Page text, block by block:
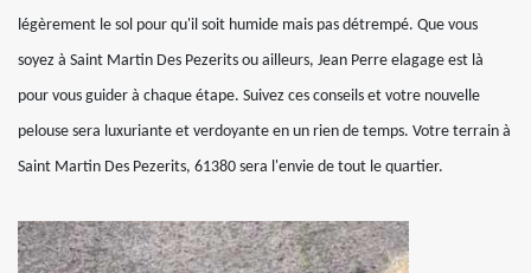
légèrement le sol pour qu'il soit humide mais pas détrempé. Que vous
soyez à Saint Martin Des Pezerits ou ailleurs, Jean Perre elagage est là
pour vous guider à chaque étape. Suivez ces conseils et votre nouvelle
pelouse sera luxuriante et verdoyante en un rien de temps. Votre terrain à
Saint Martin Des Pezerits, 61380 sera l'envie de tout le quartier.